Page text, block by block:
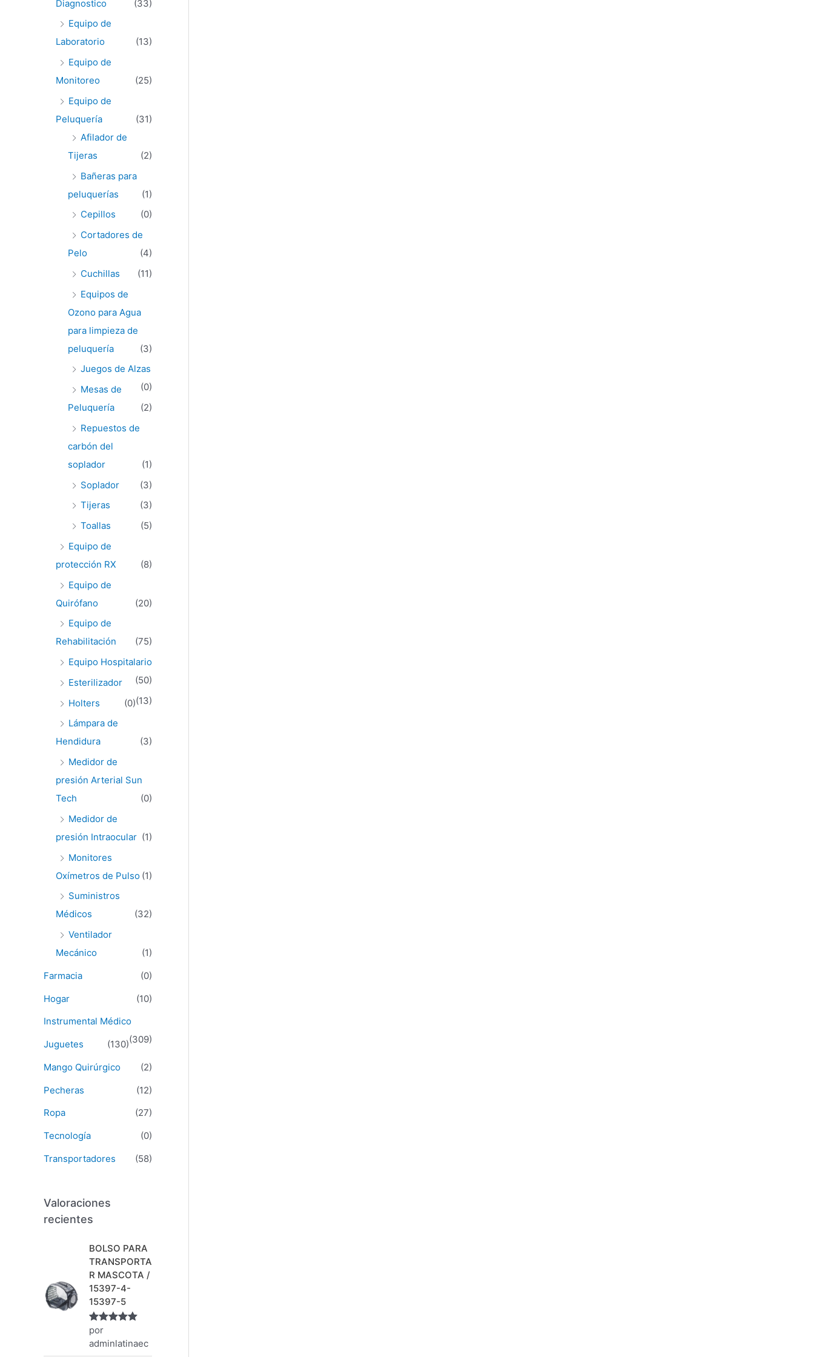
Diagnostico
(33)
Equipo de
Laboratorio
(13)
Equipo de
Monitoreo
(25)
Equipo de
Peluquería
(31)
Afilador de
Tijeras
(2)
Bañeras para
peluquerías
(1)
Cepillos
(0)
Cortadores de
Pelo
(4)
Cuchillas
(11)
Equipos de
Ozono para Agua
para limpieza de
peluquería
(3)
Juegos de Alzas
(0)
Mesas de
Peluquería
(2)
Repuestos de
carbón del
soplador
(1)
Soplador
(3)
Tijeras
(3)
Toallas
(5)
Equipo de
protección RX
(8)
Equipo de
Quirófano
(20)
Equipo de
Rehabilitación
(75)
Equipo Hospitalario
(50)
Esterilizador
(13)
Holters
(0)
Lámpara de
Hendidura
(3)
Medidor de
presión Arterial Sun
Tech
(0)
Medidor de
presión Intraocular (1)
Monitores
Oxímetros de Pulso (1)
Suministros
Médicos
(32)
Ventilador
Mecánico
(1)
Farmacia
(0)
Hogar
(10)
Instrumental Médico
(309)
Juguetes
(130)
Mango Quirúrgico
(2)
Pecheras
(12)
Ropa
(27)
Tecnología
(0)
Transportadores
(58)
Valoraciones
recientes
BOLSO PARA
TRANSPORTA
R MASCOTA /
15397-4-
15397-5
Valorado
con
5 de 5
por
adminlatinaec